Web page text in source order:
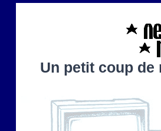
Un petit coup de